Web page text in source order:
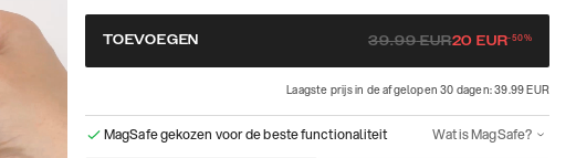
TOEVOEGEN 39.99EUR20 EUR-50%
Laagste prijs in de afgelopen 30 dagen: 39.99 EUR
MagSafe gekozen voor de beste functionaliteit Wat is MagSafe?